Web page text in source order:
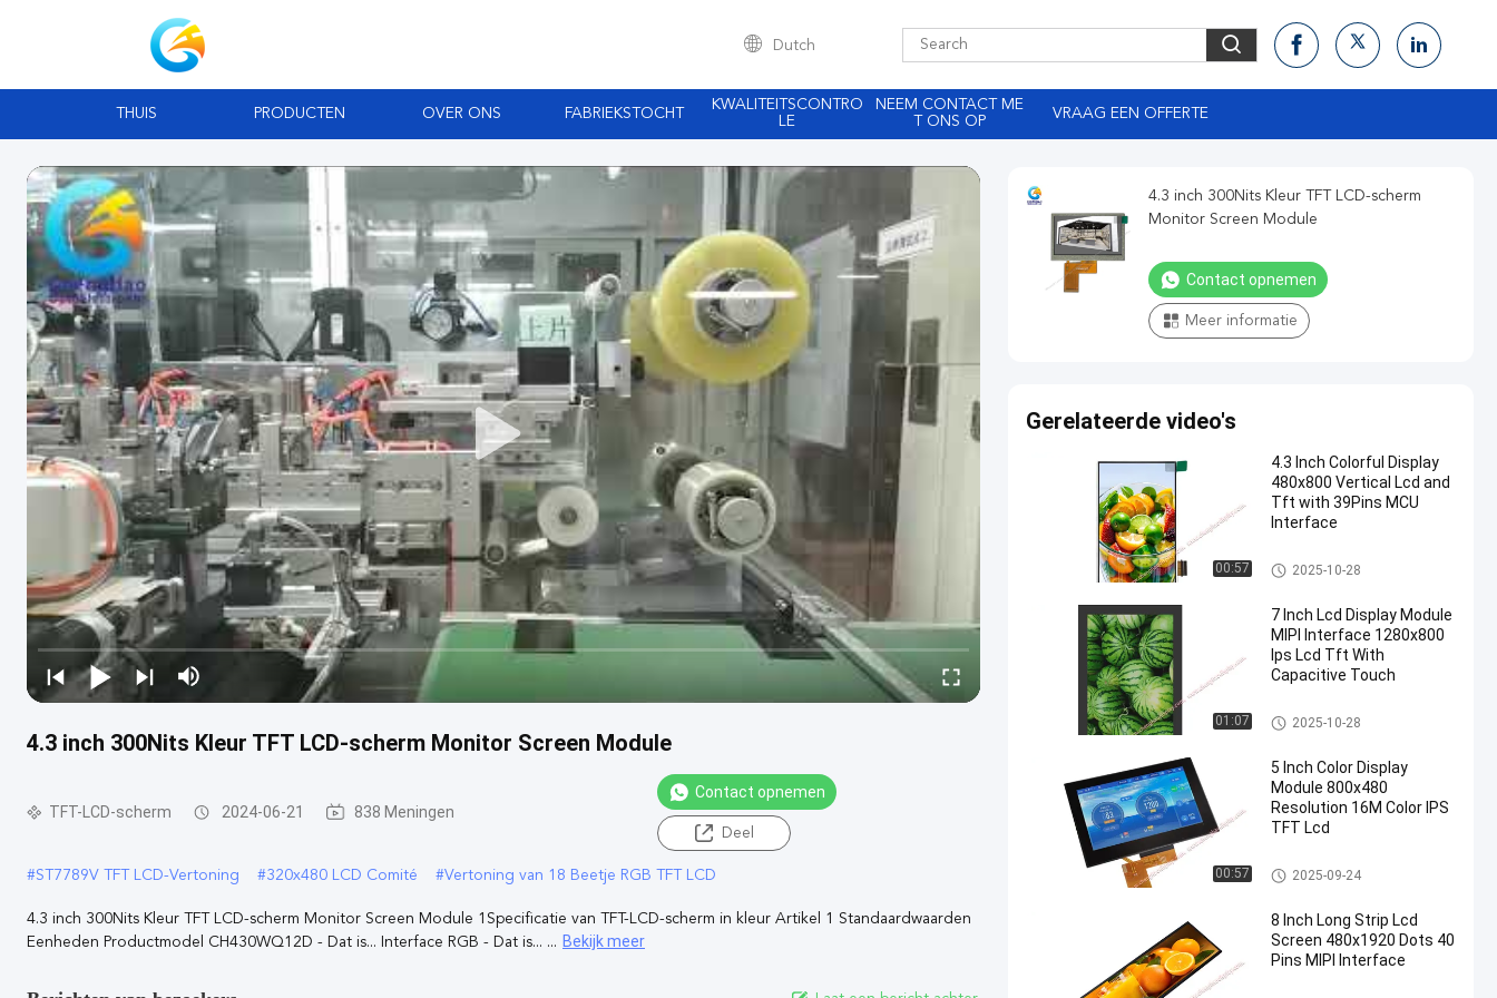
Dutch
THUIS PRODUCTEN OVER ONS FABRIEKSTOCHT
KWALITEITSCONTRO
LE
NEEM CONTACT ME
T ONS OP
VRAAG EEN OFFERTE
4.3 inch 300Nits Kleur TFT LCD-scherm Monitor Screen Module
TFT-LCD-scherm 2024-06-21 838 Meningen
Contact opnemen
Deel
#ST7789V TFT LCD-Vertoning #320x480 LCD Comité #Vertoning van 18 Beetje RGB TFT LCD
4.3 inch 300Nits Kleur TFT LCD-scherm Monitor Screen Module 1Specificatie van TFT-LCD-scherm in kleur Artikel 1 Standaardwaarden
Eenheden Productmodel CH430WQ12D - Dat is... Interface RGB - Dat is... ... Bekijk meer
4.3 inch 300Nits Kleur TFT LCD-scherm
Monitor Screen Module
Contact opnemen
Meer informatie
Gerelateerde video's
00:57
4.3 Inch Colorful Display
480x800 Vertical Lcd and
Tft with 39Pins MCU
Interface
TFT-LCD-scherm
2025-10-28
01:07
7 Inch Lcd Display Module
MIPI Interface 1280x800
Ips Lcd Tft With
Capacitive Touch
TFT-LCD-scherm
2025-10-28
00:57
5 Inch Color Display
Module 800x480
Resolution 16M Color IPS
TFT Lcd
TFT-LCD-scherm
2025-09-24
8 Inch Long Strip Lcd
Screen 480x1920 Dots 40
Pins MIPI Interface